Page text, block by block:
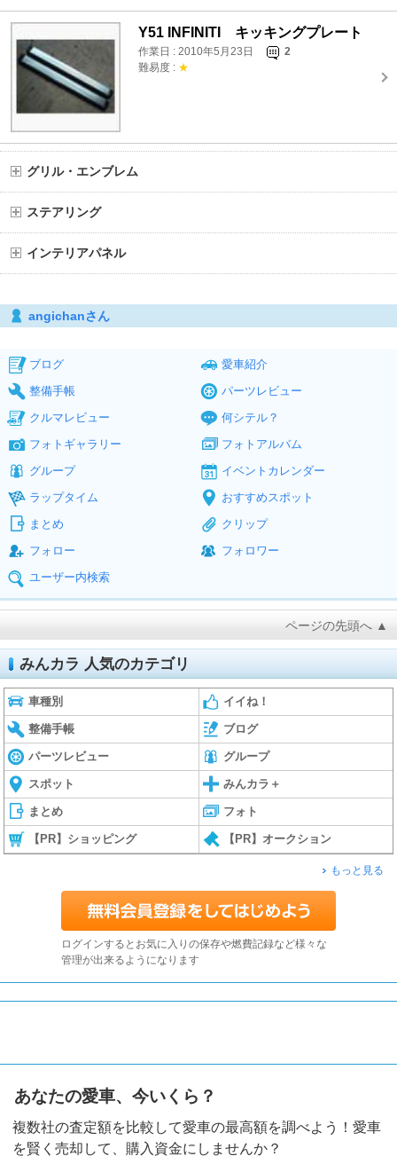
Y51 INFINITI キッキングプレート
作業日 : 2010年5月23日
2
難易度 : ★
グリル・エンブレム
ステアリング
インテリアパネル
angichanさん
ブログ
愛車紹介
整備手帳
パーツレビュー
クルマレビュー
何シテル？
フォトギャラリー
フォトアルバム
グループ
イベントカレンダー
ラップタイム
おすすめスポット
まとめ
クリップ
フォロー
フォロワー
ユーザー内検索
ページの先頭へ ▲
みんカラ 人気のカテゴリ
車種別 イイね！
整備手帳 ブログ
パーツレビュー グループ
スポット みんカラ＋
まとめ フォト
【PR】ショッピング 【PR】オークション
もっと見る
ログインするとお気に入りの保存や燃費記録など様々な
管理が出来るようになります
あなたの愛車、今いくら？
複数社の査定額を比較して愛車の最高額を調べよう！愛車
を賢く売却して、購入資金にしませんか？